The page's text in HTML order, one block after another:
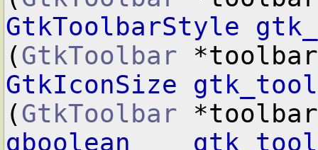
GtkToolbarStyle
(GtkToolbar
GtkIconSize
(GtkToolbar
gboolean